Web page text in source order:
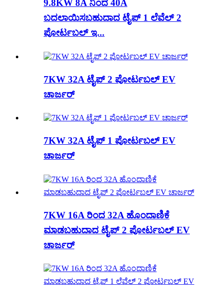
9.8KW 8A ನಿಂದ 40A
ಬದಲಾಯಿಸಬಹುದಾದ ಟೈಪ್ 1 ಲೆವೆಲ್ 2
ಪೋರ್ಟಬಲ್ ಇ...
7KW 32A ಟೈಪ್ 2 ಪೋರ್ಟಬಲ್ EV
ಚಾರ್ಜರ್
7KW 32A ಟೈಪ್ 1 ಪೋರ್ಟಬಲ್ EV
ಚಾರ್ಜರ್
7KW 16A ರಿಂದ 32A ಹೊಂದಾಣಿಕೆ
ಮಾಡಬಹುದಾದ ಟೈಪ್ 2 ಪೋರ್ಟಬಲ್ EV
ಚಾರ್ಜರ್